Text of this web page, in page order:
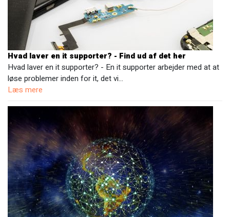
Hvad laver en it supporter? - Find ud af det her
Hvad laver en it supporter? - En it supporter arbejder med at at
løse problemer inden for it, det vi…
Læs mere